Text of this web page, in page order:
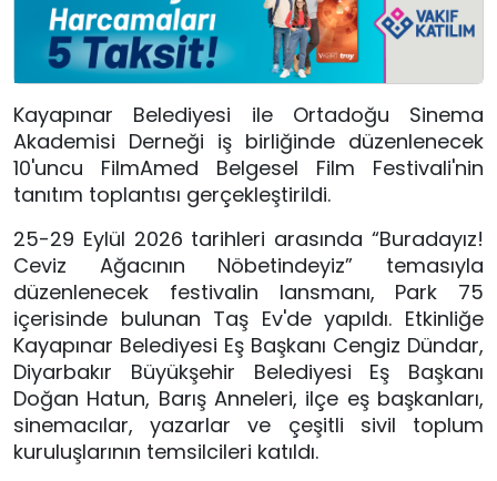
Kayapınar Belediyesi ile Ortadoğu Sinema
Akademisi Derneği iş birliğinde düzenlenecek
10'uncu FilmAmed Belgesel Film Festivali'nin
tanıtım toplantısı gerçekleştirildi.
25-29 Eylül 2026 tarihleri arasında “Buradayız!
Ceviz Ağacının Nöbetindeyiz” temasıyla
düzenlenecek festivalin lansmanı, Park 75
içerisinde bulunan Taş Ev'de yapıldı. Etkinliğe
Kayapınar Belediyesi Eş Başkanı Cengiz Dündar,
Diyarbakır Büyükşehir Belediyesi Eş Başkanı
Doğan Hatun, Barış Anneleri, ilçe eş başkanları,
sinemacılar, yazarlar ve çeşitli sivil toplum
kuruluşlarının temsilcileri katıldı.